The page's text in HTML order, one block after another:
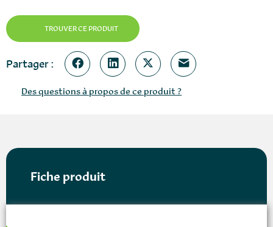
TROUVER CE PRODUIT
Partager :
Des questions à propos de ce produit ?
Fiche produit